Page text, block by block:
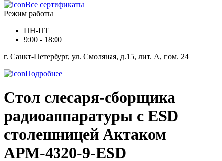
Все сертификаты
Режим работы
ПН-ПТ
9:00 - 18:00
г. Санкт-Петербург, ул. Смоляная, д.15, лит. А, пом. 24
Подробнее
Стол слесаря-сборщика
радиоаппаратуры с ESD
столешницей Актаком
АРМ-4320-9-ESD